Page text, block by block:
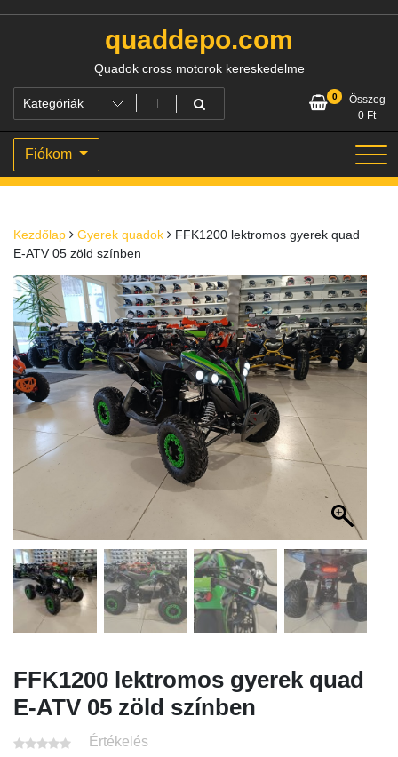
quaddepo.com
Quadok cross motorok kereskedelme
0
Összeg
0 Ft
Fiókom
Kezdőlap Gyerek quadok
FFK1200 lektromos gyerek quad
E-ATV 05 zöld színben
FFK1200 lektromos gyerek quad
E-ATV 05 zöld színben
Értékelés